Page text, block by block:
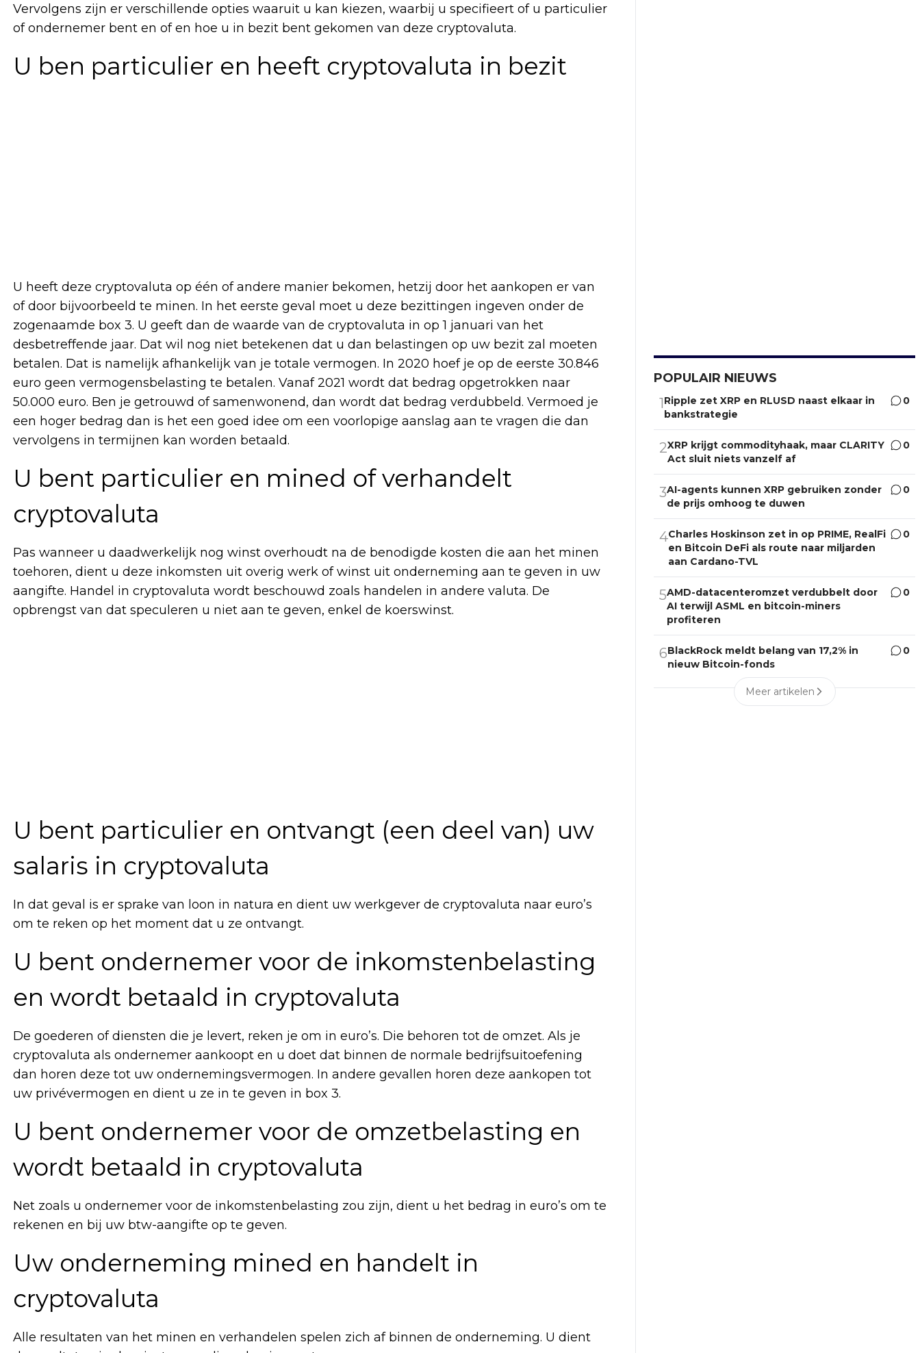
Vervolgens zijn er verschillende opties waaruit u kan kiezen, waarbij u specifieert of u particulier
of ondernemer bent en of en hoe u in bezit bent gekomen van deze cryptovaluta.
U ben particulier en heeft cryptovaluta in bezit
U heeft deze cryptovaluta op één of andere manier bekomen, hetzij door het aankopen er van
of door bijvoorbeeld te minen. In het eerste geval moet u deze bezittingen ingeven onder de
zogenaamde box 3. U geeft dan de waarde van de cryptovaluta in op 1 januari van het
desbetreffende jaar. Dat wil nog niet betekenen dat u dan belastingen op uw bezit zal moeten
betalen. Dat is namelijk afhankelijk van je totale vermogen. In 2020 hoef je op de eerste 30.846
euro geen vermogensbelasting te betalen. Vanaf 2021 wordt dat bedrag opgetrokken naar
50.000 euro. Ben je getrouwd of samenwonend, dan wordt dat bedrag verdubbeld. Vermoed je
een hoger bedrag dan is het een goed idee om een voorlopige aanslag aan te vragen die dan
vervolgens in termijnen kan worden betaald.
U bent particulier en mined of verhandelt
cryptovaluta
Pas wanneer u daadwerkelijk nog winst overhoudt na de benodigde kosten die aan het minen
toehoren, dient u deze inkomsten uit overig werk of winst uit onderneming aan te geven in uw
aangifte. Handel in cryptovaluta wordt beschouwd zoals handelen in andere valuta. De
opbrengst van dat speculeren u niet aan te geven, enkel de koerswinst.
U bent particulier en ontvangt (een deel van) uw
salaris in cryptovaluta
In dat geval is er sprake van loon in natura en dient uw werkgever de cryptovaluta naar euro’s
om te reken op het moment dat u ze ontvangt.
U bent ondernemer voor de inkomstenbelasting
en wordt betaald in cryptovaluta
De goederen of diensten die je levert, reken je om in euro’s. Die behoren tot de omzet. Als je
cryptovaluta als ondernemer aankoopt en u doet dat binnen de normale bedrijfsuitoefening
dan horen deze tot uw ondernemingsvermogen. In andere gevallen horen deze aankopen tot
uw privévermogen en dient u ze in te geven in box 3.
U bent ondernemer voor de omzetbelasting en
wordt betaald in cryptovaluta
Net zoals u ondernemer voor de inkomstenbelasting zou zijn, dient u het bedrag in euro’s om te
rekenen en bij uw btw-aangifte op te geven.
Uw onderneming mined en handelt in
cryptovaluta
Alle resultaten van het minen en verhandelen spelen zich af binnen de onderneming. U dient
POPULAIR NIEUWS
1Ripple zet XRP en RLUSD naast elkaar in
bankstrategie
0
2XRP krijgt commodityhaak, maar CLARITY
Act sluit niets vanzelf af
0
3AI-agents kunnen XRP gebruiken zonder
de prijs omhoog te duwen
0
4Charles Hoskinson zet in op PRIME, RealFi
en Bitcoin DeFi als route naar miljarden
aan Cardano-TVL
0
5AMD-datacenteromzet verdubbelt door
AI terwijl ASML en bitcoin-miners
profiteren
0
6BlackRock meldt belang van 17,2% in
nieuw Bitcoin-fonds
0
Meer artikelen